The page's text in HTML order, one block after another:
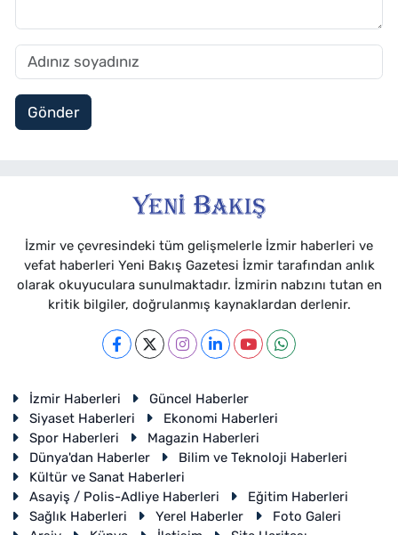
Gönder
İzmir ve çevresindeki tüm gelişmelerle İzmir haberleri ve
vefat haberleri Yeni Bakış Gazetesi İzmir tarafından anlık
olarak okuyuculara sunulmaktadır. İzmirin nabzını tutan en
kritik bilgiler, doğrulanmış kaynaklardan derlenir.
İzmir Haberleri
Güncel Haberler
Siyaset Haberleri
Ekonomi Haberleri
Spor Haberleri
Magazin Haberleri
Dünya'dan Haberler
Bilim ve Teknoloji Haberleri
Kültür ve Sanat Haberleri
Asayiş / Polis-Adliye Haberleri
Eğitim Haberleri
Sağlık Haberleri
Yerel Haberler
Foto Galeri